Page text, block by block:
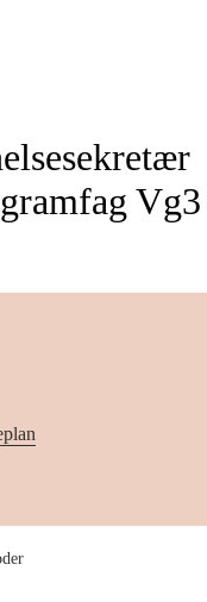
Vg3